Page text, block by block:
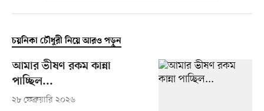
চয়নিকা চৌধুরী নিয়ে আরও পড়ুন
আমার ভীষণ রকম কান্না
পাচ্ছিল...
২৮ ফেব্রুয়ারি ২০২৬